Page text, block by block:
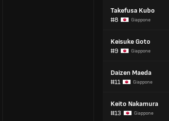
Takefusa Kubo
#8
Giappone
Keisuke Goto
#9
Giappone
Daizen Maeda
#11
Giappone
Keito Nakamura
#13
Giappone